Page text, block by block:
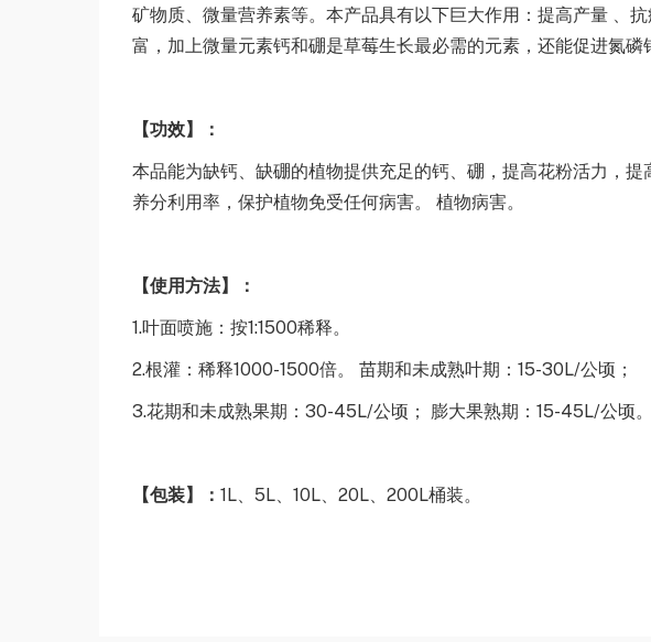
矿物质、微量营养素等。本产品具有以下巨大作用：提高产量 、
富，加上微量元素钙和硼是草莓生长最必需的元素，还能促进氮磷
【功效】：
本品能为缺钙、缺硼的植物提供充足的钙、硼，提高花粉活力，
养分利用率，保护植物免受任何病害。 植物病害。
【使用方法】：
1.叶面喷施：按1:1500稀释。
2.根灌：稀释1000-1500倍。 苗期和未成熟叶期：15-30L/公顷；
3.花期和未成熟果期：30-45L/公顷； 膨大果熟期：15-45L/公顷
【包装】： 1L、5L、10L、20L、200L桶装。